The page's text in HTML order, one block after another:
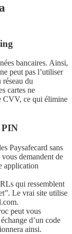
bancaires. Ainsi,
peut pas l’utiliser
du
cartes ne
CVV, ce qui élimine
PIN
Paysafecard sans
demandent de
application
qui ressemblent
Le vrai site utilise
peut vous
d’un code
ainsi.